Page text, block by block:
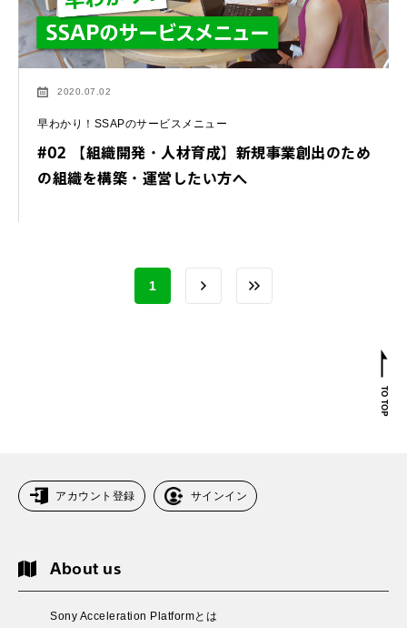
2020.07.02
早わかり！SSAPのサービスメニュー
#02 【組織開発・人材育成】新規事業創出のため
の組織を構築・運営したい方へ
1
アカウント登録 サインイン
About us
Sony Acceleration Platformとは